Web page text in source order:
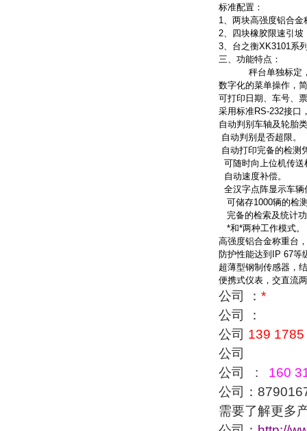
标准配置：
1
、两块高强度铝合金
2 、四块橡胶限速引坡
3 、台之衡XK3101 系
三 、功能特点：
秤台单独标定
数字化的菜单操作，
可打印日期、车号、
采用标准RS-232接口
自动判别车轴及轮胎
自动判别是否超限。
自动打印完备的检测
可随时向上位机传送
自动速度补偿。
全汉字点阵显示车辆
可储存1000辆的检
完备的检索及统计
*和*两种工作模式。
高强度铝合金称重台
防护性能达到IP 67等
超薄型钢制传感器，
便携式仪表，交直流
公司 ： *
公司 ：
公司 139
公司
公司 : 160
公司：
需要了解更多